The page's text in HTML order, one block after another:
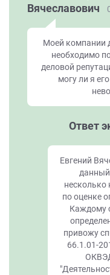
Вячеславович
Моей компании
необходимо
деловой
могу ли я
Ответ
Евгений
несколько
по оценке
Каждому
привожу
66.1.01-